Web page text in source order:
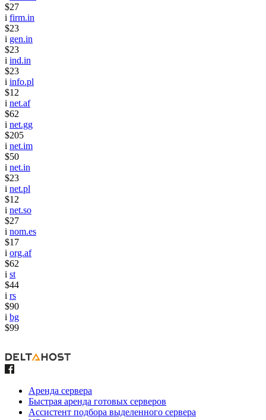
$27
i firm.in
$23
i gen.in
$23
i ind.in
$23
i info.pl
$12
i net.af
$62
i net.gg
$205
i net.im
$50
i net.in
$23
i net.pl
$12
i net.so
$27
i nom.es
$17
i org.af
$62
i st
$44
i rs
$90
i bg
$99
Аренда сервера
Быстрая аренда готовых серверов
Ассистент подбора выделенного сервера